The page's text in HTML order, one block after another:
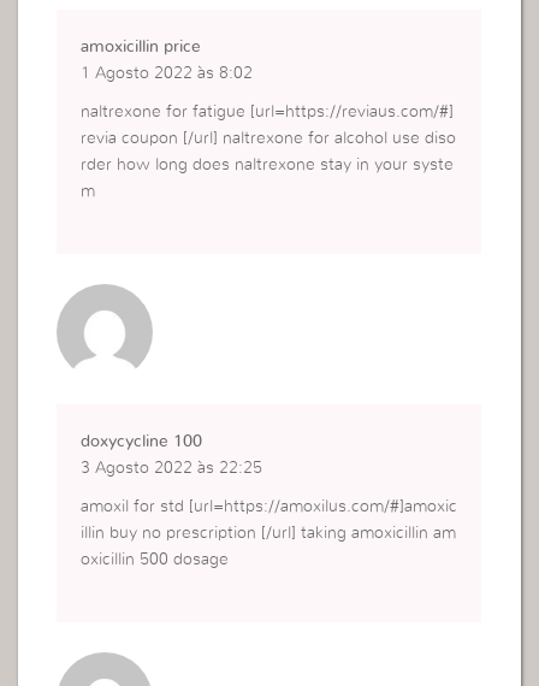
amoxicillin price
1 Agosto 2022 às 8:02
naltrexone for fatigue [url=https://reviaus.com/#]
revia coupon [/url] naltrexone for alcohol use diso
rder how long does naltrexone stay in your syste
m
doxycycline 100
3 Agosto 2022 às 22:25
amoxil for std [url=https://amoxilus.com/#]amoxic
illin buy no prescription [/url] taking amoxicillin am
oxicillin 500 dosage